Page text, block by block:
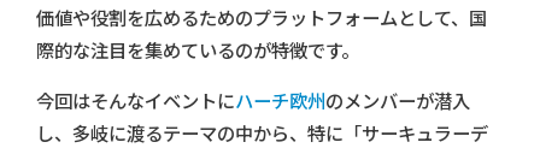
価値や役割を広めるためのプラットフォームとして、国
際的な注目を集めているのが特徴です。
今回はそんなイベントにハーチ欧州のメンバーが潜入
し、多岐に渡るテーマの中から、特に「サーキュラーデ